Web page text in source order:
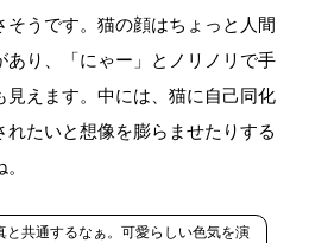
そうです。猫の顔はちょっと人間
あり、「にゃー」とノリノリで手
見えます。中には、猫に自己同化
れたいと想像を膨らませたりする
と共通するなぁ。可愛らしい色気を演